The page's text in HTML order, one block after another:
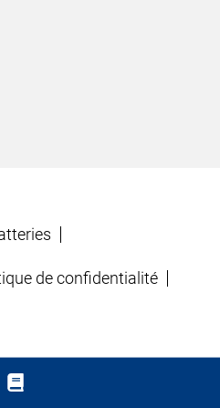
de confidentialité